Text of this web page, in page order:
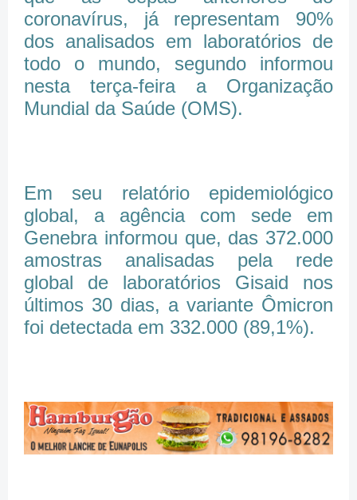
coronavírus, já representam 90%
dos analisados em laboratórios de
todo o mundo, segundo informou
nesta terça-feira a Organização
Mundial da Saúde (OMS).
Em seu relatório epidemiológico
global, a agência com sede em
Genebra informou que, das 372.000
amostras analisadas pela rede
global de laboratórios Gisaid nos
últimos 30 dias, a variante Ômicron
foi detectada em 332.000 (89,1%).